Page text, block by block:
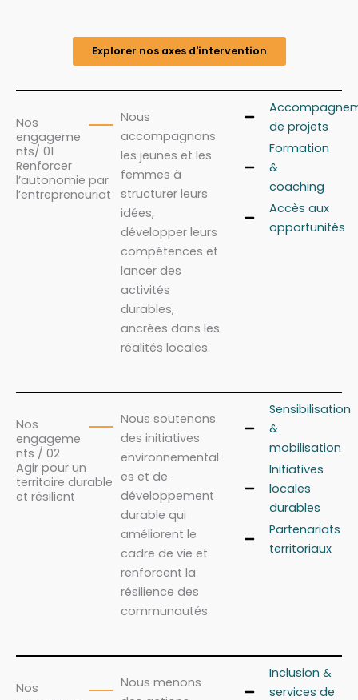
Explorer nos axes d'intervention
Nos
engageme
nts/ 01
Renforcer
l’autonomie par
l’entrepreneuriat
Nous
accompagnons
les jeunes et les
femmes à
structurer leurs
idées,
développer leurs
compétences et
lancer des
activités
durables,
ancrées dans les
réalités locales.
de projets
Formation
&
coaching
Accès aux
opportunités
Nos
engageme
nts / 02
Agir pour un
territoire durable
et résilient
Nous soutenons
des initiatives
environnemental
es et de
développement
durable qui
améliorent le
cadre de vie et
renforcent la
résilience des
communautés.
Sensibilisation
&
mobilisation
Initiatives
locales
durables
Partenariats
territoriaux
Nos
Nous menons
Inclusion &
services de